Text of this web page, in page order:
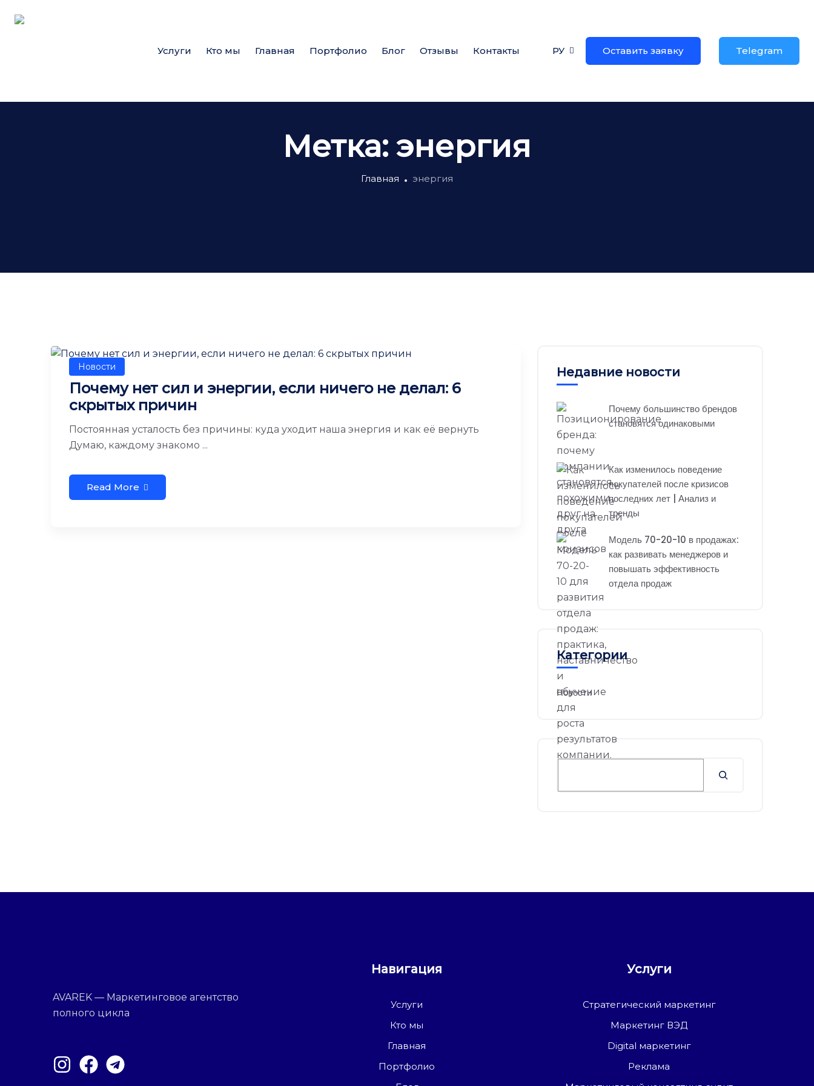
Услуги Кто мы Главная Портфолио Блог Отзывы Контакты РУ Оставить заявку Telegram
Метка: энергия
Главная энергия
Новости
Почему нет сил и энергии, если ничего не делал: 6
скрытых причин
Постоянная усталость без причины: куда уходит наша энергия и как её вернуть
Думаю, каждому знакомо ...
Read More
Недавние новости
Почему большинство брендов
становятся одинаковыми
Как изменилось поведение
покупателей после кризисов
последних лет | Анализ и
тренды
Модель 70-20-10 в продажах:
как развивать менеджеров и
повышать эффективность
отдела продаж
Категории
Новости
AVAREK — Маркетинговое агентство
полного цикла
Навигация
Услуги
Кто мы
Главная
Портфолио
Услуги
Стратегический маркетинг
Маркетинг ВЭД
Digital маркетинг
Реклама